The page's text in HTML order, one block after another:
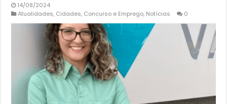
14/08/2024
Atualidades, Cidades, Concurso e Emprego, Notícias 0